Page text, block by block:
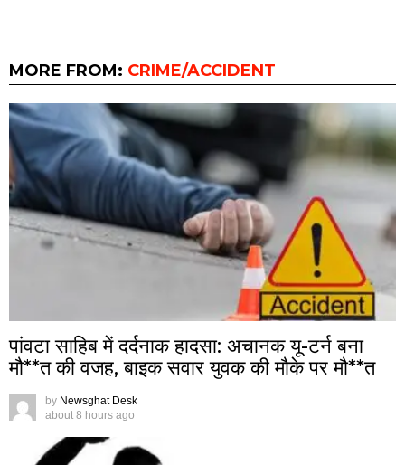
MORE FROM: CRIME/ACCIDENT
पांवटा साहिब में दर्दनाक हादसा: अचानक यू-टर्न बना
मौ**त की वजह, बाइक सवार युवक की मौके पर मौ**त
by Newsghat Desk
about 8 hours ago